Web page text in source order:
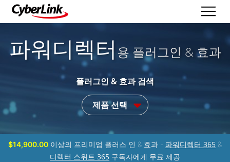
파워디렉터 용 플러그인 & 효과
플러그인 & 효과 검색
제품 선택
$14,900.00 이상의 프리미엄 플러스 인 & 효과 - 파워디렉터 365 &
디렉터 스위트 365 구독자에게 무료 제공